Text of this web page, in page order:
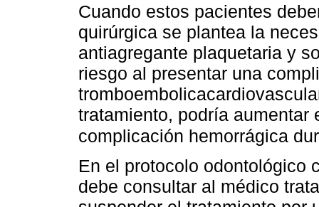
Cuando estos pacientes
quirúrgica se plantea la
antiagregante plaquetaria y
riesgo al presentar una
tratamiento, podría aumentar
complicación hemorrágica
En el protocolo odontológico
debe consultar al médico